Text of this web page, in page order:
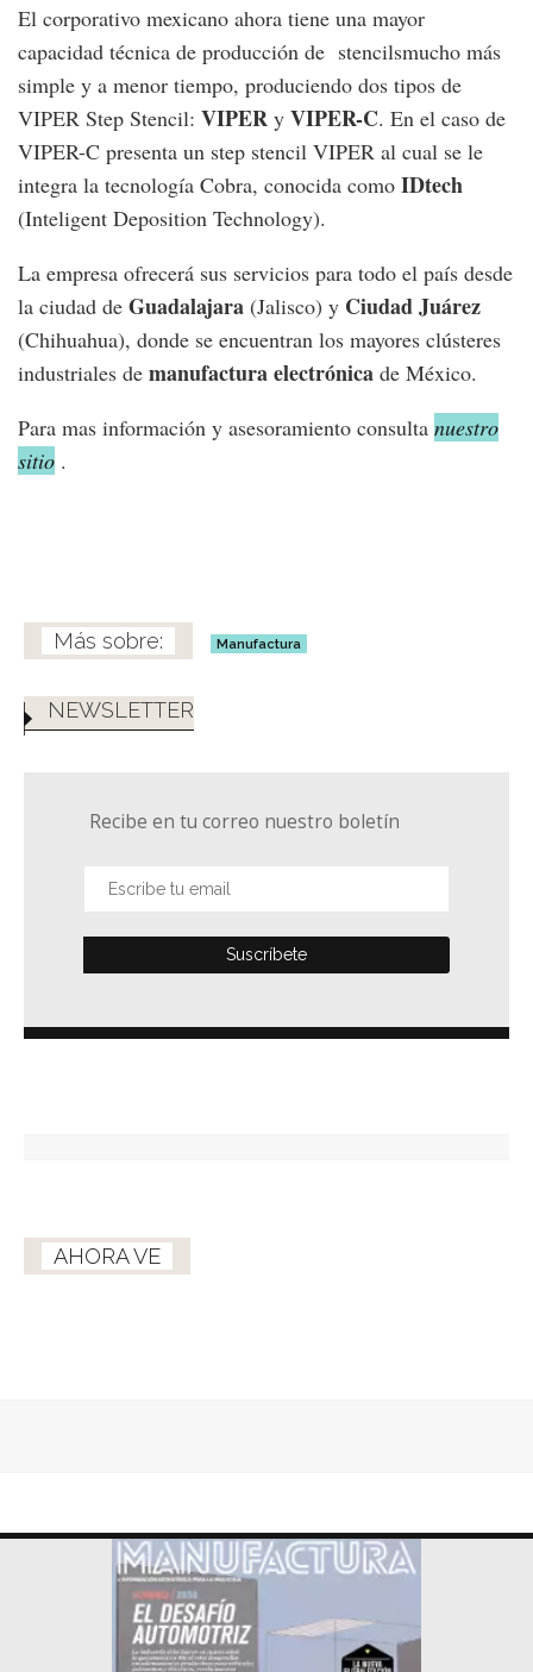
El corporativo mexicano ahora tiene una mayor
capacidad técnica de producción de stencilsmucho más
simple y a menor tiempo, produciendo dos tipos de
VIPER Step Stencil: VIPER y VIPER-C. En el caso de
VIPER-C presenta un step stencil VIPER al cual se le
integra la tecnología Cobra, conocida como IDtech
(Inteligent Deposition Technology).
La empresa ofrecerá sus servicios para todo el país desde
la ciudad de Guadalajara (Jalisco) y Ciudad Juárez
(Chihuahua), donde se encuentran los mayores clústeres
industriales de manufactura electrónica de México.
Para mas información y asesoramiento consulta nuestro
sitio .
Manufactura
NEWSLETTER
Recibe en tu correo nuestro boletín
AHORA VE